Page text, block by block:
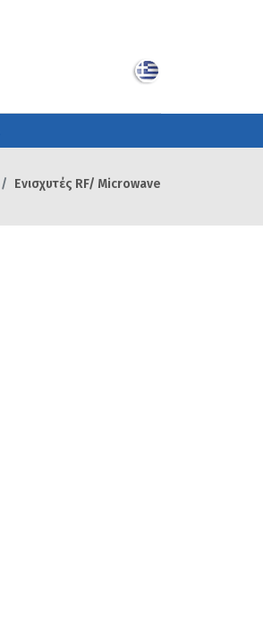
Ενισχυτές RF/ Microwave